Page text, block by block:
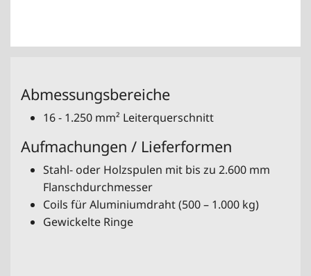
Abmessungsbereiche
16 - 1.250 mm² Leiterquerschnitt
Aufmachungen / Lieferformen
Stahl- oder Holzspulen mit bis zu 2.600 mm
Flanschdurchmesser
Coils für Aluminiumdraht (500 – 1.000 kg)
Gewickelte Ringe